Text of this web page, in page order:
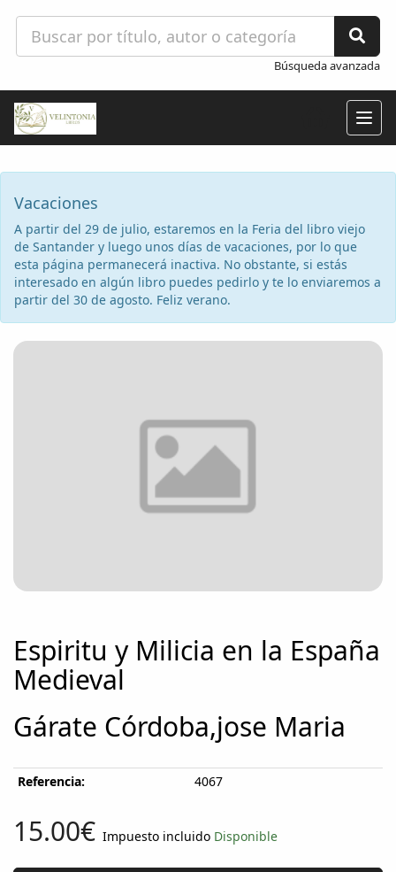
Búsqueda avanzada
Vacaciones
A partir del 29 de julio, estaremos en la Feria del libro viejo
de Santander y luego unos días de vacaciones, por lo que
esta página permanecerá inactiva. No obstante, si estás
interesado en algún libro puedes pedirlo y te lo enviaremos a
partir del 30 de agosto. Feliz verano.
Espiritu y Milicia en la España
Medieval
Gárate Córdoba,jose Maria
Referencia: 4067
15.00€ Impuesto incluido Disponible